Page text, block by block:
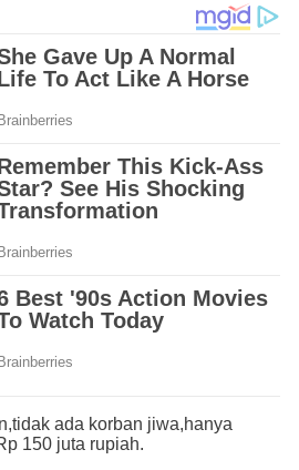
ada korban jiwa,hanya
150 juta rupiah.